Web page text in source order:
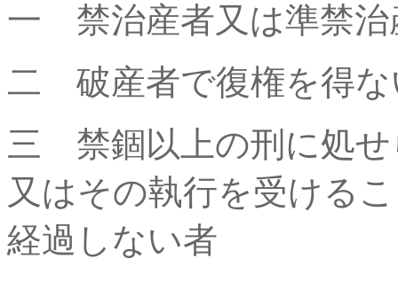
一 禁治産者又は準禁治
二 破産者で復権を得な
三 禁錮以上の刑に処せ
又はその執行を受ける
経過しない者